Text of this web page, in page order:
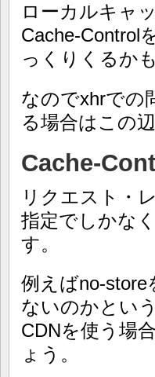
ローカルキャ
Cache-Control
っくりくるか
なのでxhrでの
る場合はこの
Cache-
リクエスト・
指定でしかな
す。
例えばno-
ないのかとい
CDNを使う場
ょう。